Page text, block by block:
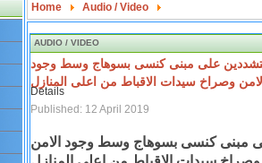
Home
Audio / Video
المنازل
AUDIO / VIDEO
على مبنى كنسى بسوهاج وسط وجود
وصراخ سيدات الاقباط من اعلى المنازل
Details
Published: 12 April 2019
مبنى كنسى بسوهاج وسط وجود الامن